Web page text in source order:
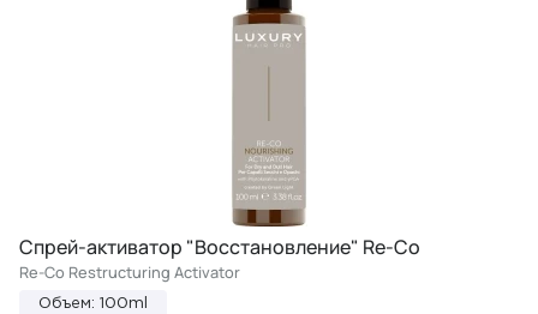
Спрей-активатор "Восстановление" Re-Co
Re-Co Restructuring Activator
Объем: 100ml